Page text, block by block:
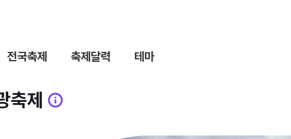
전국축제 축제달력 테마
축제